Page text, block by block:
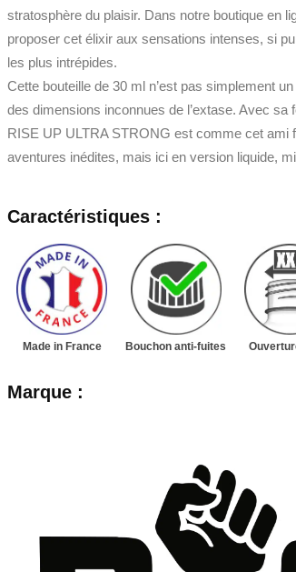
stratosphère du plaisir. Dans notre boutique en
proposer cet élixir aux sensations intenses, si
les plus intrépides.
Cette bouteille de 30 ml n’est pas simplement
des dimensions inconnues de l’extase. Avec sa
RISE UP ULTRA STRONG est comme cet ami
aventures inédites, mais ici en version liquide,
Caractéristiques :
Made in France Bouchon anti-fuites
Marque :